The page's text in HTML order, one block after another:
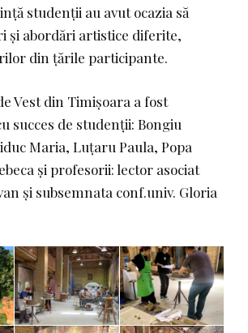
studenții au avut ocazia să
și abordări artistice diferite,
din țările participante.
Vest din Timișoara a fost
succes de studenții: Bongiu
Maria, Luțaru Paula, Popa
și profesorii: lector asociat
și subsemnata conf.univ. Gloria